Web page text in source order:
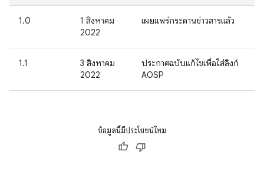
1.0
1 สิงหาคม
2022
เผยแพร่กระดานข่าวสารแล้ว
1.1
3 สิงหาคม
2022
ประกาศฉบับแก้ไขเพื่อใส่ลิงก์
AOSP
ข้อมูลนี้มีประโยชน์ไหม